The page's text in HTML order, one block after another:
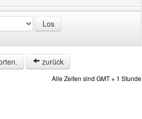
zurück
Alle Zeiten sind GMT + 1 Stunde